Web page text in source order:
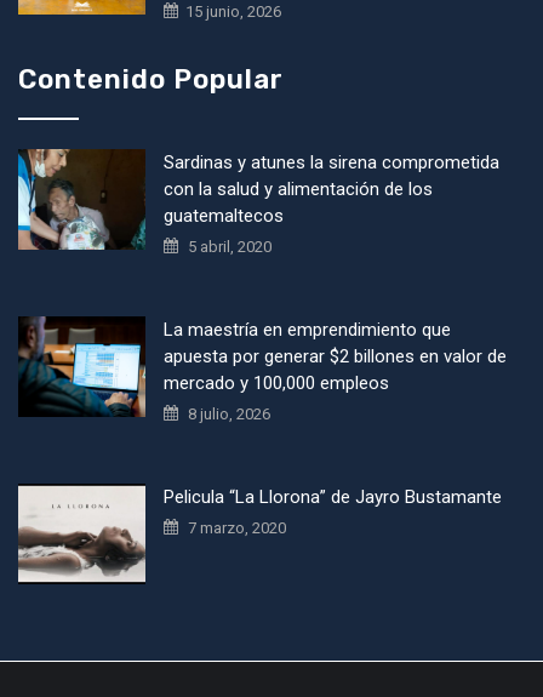
15 junio, 2026
Contenido Popular
Sardinas y atunes la sirena comprometida
con la salud y alimentación de los
guatemaltecos
5 abril, 2020
La maestría en emprendimiento que
apuesta por generar $2 billones en valor de
mercado y 100,000 empleos
8 julio, 2026
Pelicula “La Llorona” de Jayro Bustamante
7 marzo, 2020